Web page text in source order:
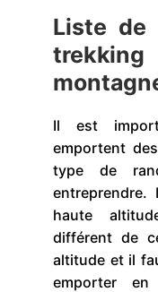
Liste de
Il est
emportent
type de
entreprendre.
haute
différent de
altitude et il
emporter en